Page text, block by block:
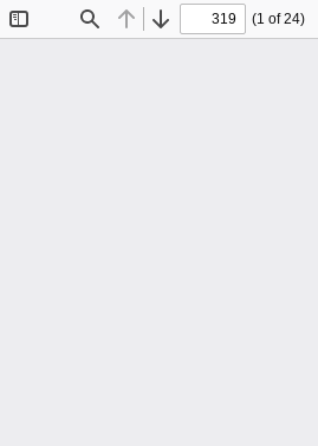
Find Previous
Next
(1 of 24)